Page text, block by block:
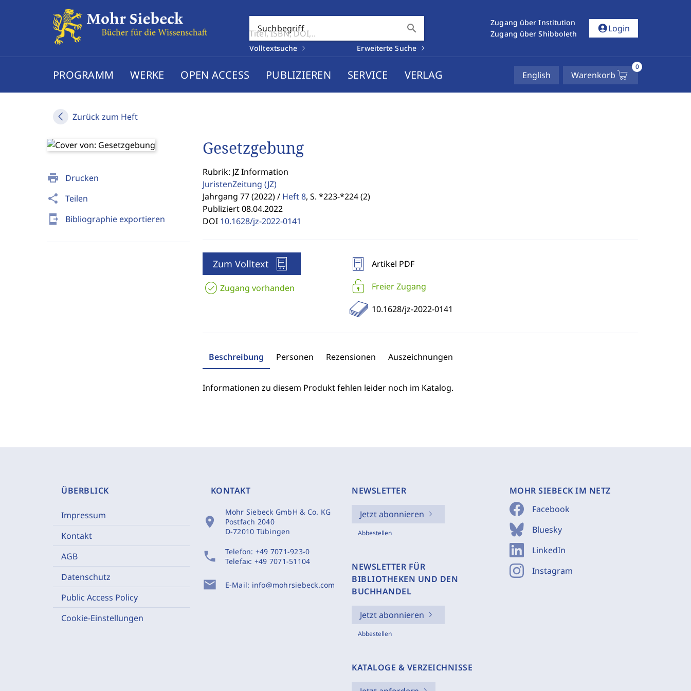
Suchbegriff search
Volltextsuche Erweiterte Suche
Zugang über Institution
Zugang über Shibboleth
account_circleLogin
PROGRAMM WERKE OPEN ACCESS PUBLIZIEREN SERVICE VERLAG English Warenkorb
0
Zurück zum Heft
print Drucken
share Teilen
send_to_mobile Bibliographie exportieren
Gesetzgebung
Rubrik: JZ Information
JuristenZeitung (JZ)
Jahrgang 77 (2022) / Heft 8, S. *223-*224 (2)
Publiziert 08.04.2022
DOI 10.1628/jz-2022-0141
Zum Volltext
Zugang vorhanden
Artikel PDF
Freier Zugang
10.1628/jz-2022-0141
Beschreibung Personen Rezensionen Auszeichnungen
Informationen zu diesem Produkt fehlen leider noch im Katalog.
ÜBERBLICK
Impressum
Kontakt
AGB
Datenschutz
Public Access Policy
Cookie-Einstellungen
KONTAKT
location_on
Mohr Siebeck GmbH & Co. KG
Postfach 2040
D-72010 Tübingen
phone Telefon: +49 7071-923-0
Telefax: +49 7071-51104
mail E-Mail: info@mohrsiebeck.com
NEWSLETTER
Jetzt abonnieren
Abbestellen
NEWSLETTER FÜR
BIBLIOTHEKEN UND DEN
BUCHHANDEL
Jetzt abonnieren
Abbestellen
KATALOGE & VERZEICHNISSE
MOHR SIEBECK IM NETZ
Facebook
Bluesky
LinkedIn
Instagram